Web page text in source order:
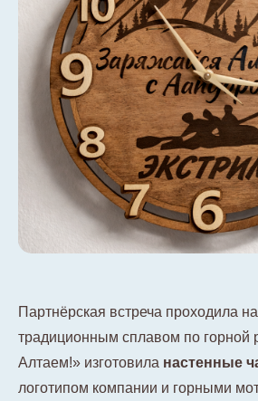
Партнёрская встреча проходила
традиционным сплавом по горной
Алтаем!» изготовила настенные
логотипом компании и горными